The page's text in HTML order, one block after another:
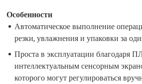
Особенности
Автоматическое выполнение
резки, увлажнения и упаковки за
Проста в эксплуатации благодаря
интеллектуальным сенсорным
которого могут регулироваться